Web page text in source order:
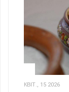
КВІТ., 15 2026